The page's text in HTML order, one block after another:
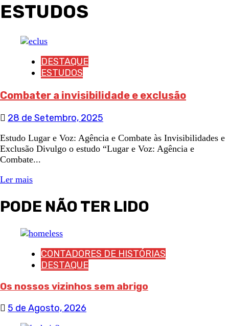
ESTUDOS
DESTAQUE
ESTUDOS
Combater a invisibilidade e exclusão
28 de Setembro, 2025
Estudo Lugar e Voz: Agência e Combate às Invisibilidades e
Exclusão Divulgo o estudo “Lugar e Voz: Agência e
Combate...
Ler mais
PODE NÃO TER LIDO
CONTADORES DE HISTÓRIAS
DESTAQUE
Os nossos vizinhos sem abrigo
5 de Agosto, 2026